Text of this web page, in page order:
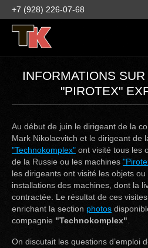
+7 (928) 226-07-68
INFORMATIONS
"PIROTEX"
Au début de juin le dirigeant de la
Mark Nikolaevitch et le dirigeant de
"Technokomplex" ont visité tous les
de la Russie ou les machines
les dirigeants ont visité les objets
installations des machines, dont la
contractée. Le résultat de ces
enrichant la section photos
compagnie "Technokomplex".
On discutait les questions d’emploi